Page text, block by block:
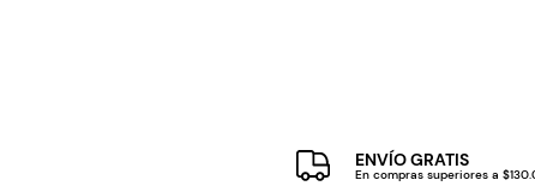
ENVÍO GRATIS
En compras superiores a